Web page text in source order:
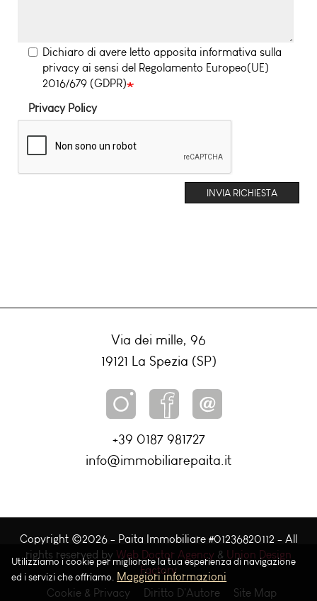
Dichiaro di avere letto apposita informativa sulla
privacy ai sensi del Regolamento Europeo(UE)
2016/679 (GDPR)
Privacy Policy
INVIA RICHIESTA
Via dei mille, 96
19121 La Spezia (SP)
+39 0187 981727
info@immobiliarepaita.it
Copyright ©2026 - Paita Immobiliare #01236820112 - All
rights reserved by Web Doctor Agency & Union Design
Factory
Cookie & Privacy
Diritto D'Autore Site Map
Utilizziamo i cookie per migliorare la tua esperienza di navigazione
ed i servizi che offriamo. Maggiori informazioni